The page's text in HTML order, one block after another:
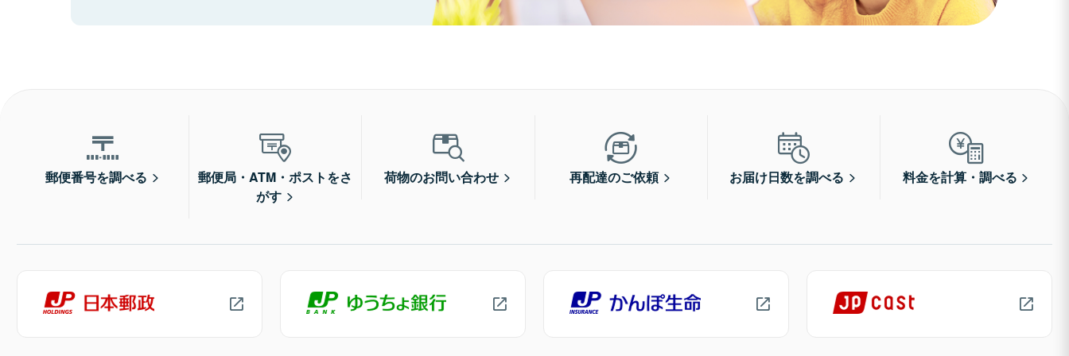
郵便番号を調べる
郵便局・ATM・ポストをさ
がす
荷物のお問い合わせ 再配達のご依頼 お届け日数を調べる 料金を計算・調べる